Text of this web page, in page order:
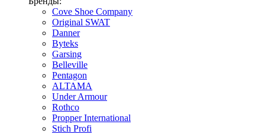
Cove Shoe Company
Original SWAT
Danner
Byteks
Garsing
Belleville
Pentagon
ALTAMA
Under Armour
Rothco
Propper International
Stich Profi